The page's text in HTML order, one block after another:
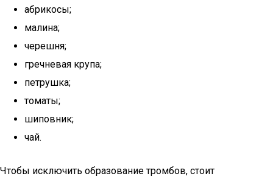
абрикосы;
малина;
черешня;
гречневая крупа;
петрушка;
томаты;
шиповник;
чай.
Чтобы исключить образование тромбов, стоит